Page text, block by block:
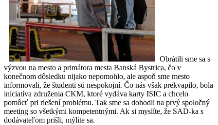
Obrátili sme sa s
výzvou na mesto a primátora mesta Banská Bystrica, čo v
konečnom dôsledku nijako nepomohlo, ale aspoň sme mesto
informovali, že študenti sú nespokojní. Čo nás však prekvapilo, bola
iniciatíva združenia CKM, ktoré vydáva karty ISIC a chcelo
pomôcť pri riešení problému. Tak sme sa dohodli na prvý spoločný
meeting so všetkými kompetentnými. Ak si myslíte, že SAD-ka s
dodávateľom prišli, mýlite sa.